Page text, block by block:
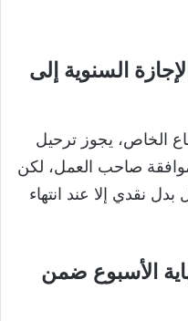
السنوية إلى
الخاص، يجوز ترحيل
صاحب العمل، لكن
بدل نقدي إلا عند انتهاء
الأسبوع ضمن